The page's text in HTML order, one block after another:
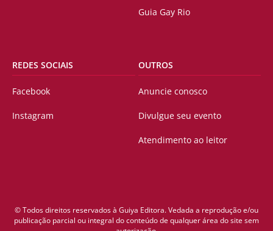
Guia Gay Rio
REDES SOCIAIS
Facebook
Instagram
OUTROS
Anuncie conosco
Divulgue seu evento
Atendimento ao leitor
© Todos direitos reservados à Guiya Editora. Vedada a reprodução e/ou
publicação parcial ou integral do conteúdo de qualquer área do site sem